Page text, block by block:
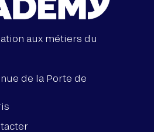
aux métiers du
de la Porte de